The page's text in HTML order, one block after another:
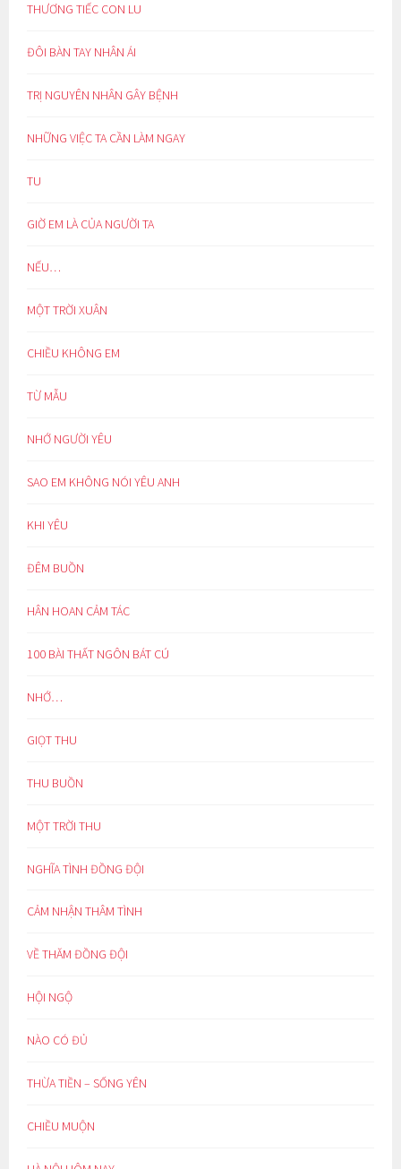
THƯƠNG TIẾC CON LU
ĐÔI BÀN TAY NHÂN ÁI
TRỊ NGUYÊN NHÂN GÂY BỆNH
NHỮNG VIỆC TA CẦN LÀM NGAY
TU
GIỜ EM LÀ CỦA NGƯỜI TA
NẾU…
MỘT TRỜI XUÂN
CHIỀU KHÔNG EM
TỪ MẪU
NHỚ NGƯỜI YÊU
SAO EM KHÔNG NÓI YÊU ANH
KHI YÊU
ĐÊM BUỒN
HÂN HOAN CẢM TÁC
100 BÀI THẤT NGÔN BÁT CÚ
NHỚ…
GIỌT THU
THU BUỒN
MỘT TRỜI THU
NGHĨA TÌNH ĐỒNG ĐỘI
CẢM NHẬN THÂM TÌNH
VỀ THĂM ĐỒNG ĐỘI
HỘI NGỘ
NÀO CÓ ĐỦ
THỪA TIỀN – SỐNG YÊN
CHIỀU MUỘN